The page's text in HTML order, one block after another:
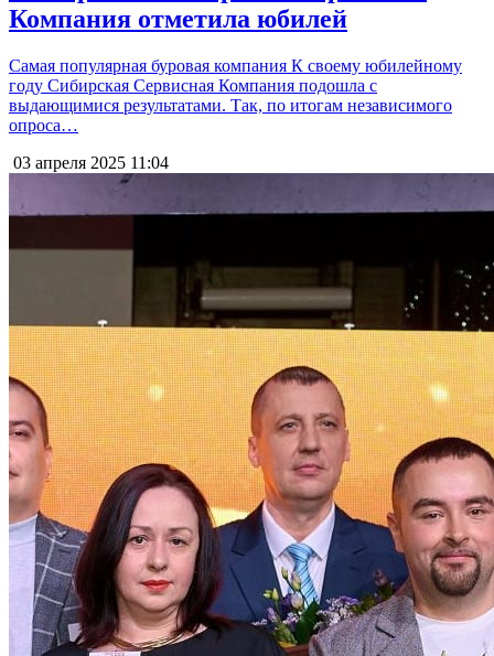
Компания отметила юбилей
Самая популярная буровая компания К своему юбилейному
году Сибирская Сервисная Компания подошла с
выдающимися результатами. Так, по итогам независимого
опроса…
03 апреля 2025 11:04